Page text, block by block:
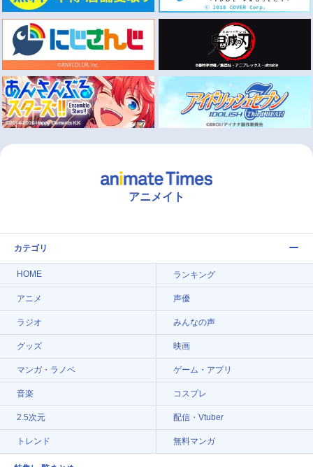
アニメイト
カテゴリ
HOME ランキング
アニメ 声優
ラジオ みんなの声
グッズ 映画
マンガ・ラノベ ゲーム・アプリ
音楽 コスプレ
2.5次元 配信・Vtuber
トレンド 無料マンガ